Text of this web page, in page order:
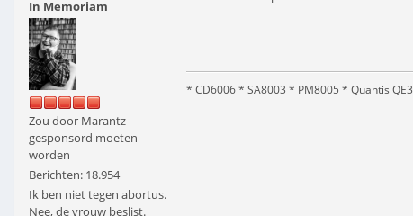
In Memoriam
Zou door Marantz
gesponsord moeten
worden
Berichten: 18.954
Ik ben niet tegen abortus.
Nee, de vrouw beslist.
* CD6006 * SA8003 * PM8005 * Quantis